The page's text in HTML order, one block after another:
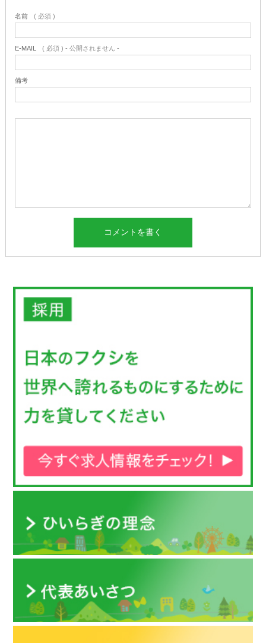
名前 ( 必須 )
E-MAIL ( 必須 ) - 公開されません -
備考